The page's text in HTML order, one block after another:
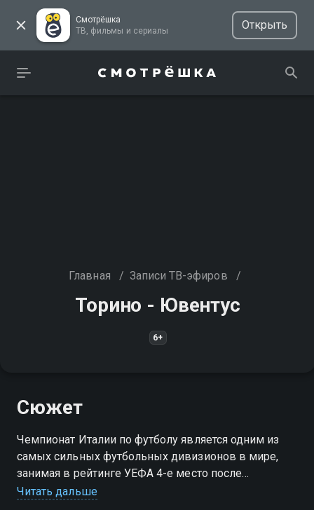
Смотрёшка
ТВ, фильмы и сериалы
Открыть
Главная / Записи ТВ-эфиров /
Торино - Ювентус
6+
Сюжет
Чемпионат Италии по футболу является одним из
самых сильных футбольных дивизионов в мире,
занимая в рейтинге УЕФА 4-е место после
чемпионатов Испании, Англии и Германии
Читать дальше